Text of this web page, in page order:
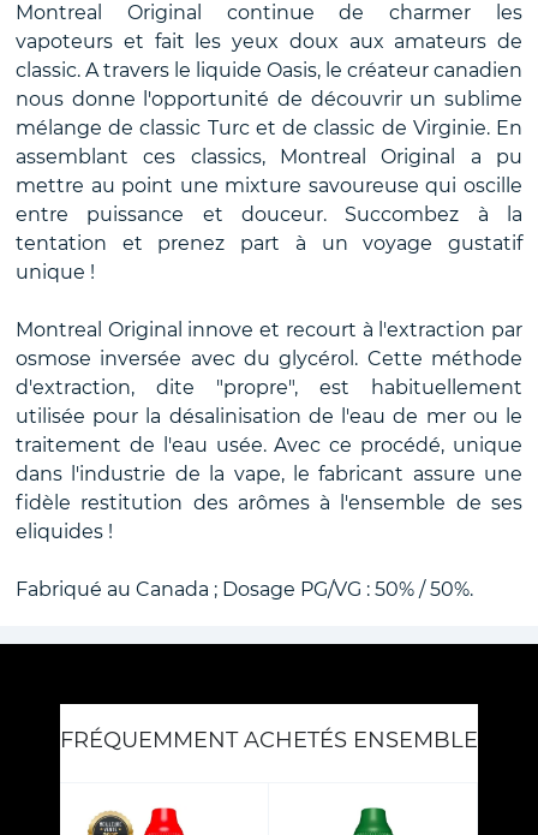
Montreal Original continue de charmer les
vapoteurs et fait les yeux doux aux amateurs de
classic. A travers le liquide Oasis, le créateur canadien
nous donne l'opportunité de découvrir un sublime
mélange de classic Turc et de classic de Virginie. En
assemblant ces classics, Montreal Original a pu
mettre au point une mixture savoureuse qui oscille
entre puissance et douceur. Succombez à la
tentation et prenez part à un voyage gustatif
unique !
Montreal Original innove et recourt à l'extraction par
osmose inversée avec du glycérol. Cette méthode
d'extraction, dite "propre", est habituellement
utilisée pour la désalinisation de l'eau de mer ou le
traitement de l'eau usée. Avec ce procédé, unique
dans l'industrie de la vape, le fabricant assure une
fidèle restitution des arômes à l'ensemble de ses
eliquides !
Fabriqué au Canada ; Dosage PG/VG : 50% / 50%.
FRÉQUEMMENT ACHETÉS ENSEMBLE